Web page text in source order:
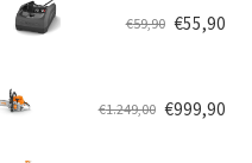
€59,90 €55,90
€1.249,00 €999,90